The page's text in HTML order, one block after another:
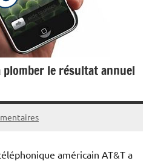
plomber le résultat annuel
américain AT&T a